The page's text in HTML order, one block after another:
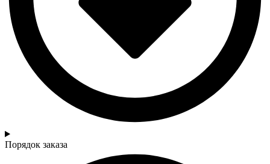
Порядок заказа